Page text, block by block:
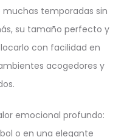
temporadas sin
su tamaño perfecto y
con facilidad en
acogedores y
emocional profundo:
o en una elegante